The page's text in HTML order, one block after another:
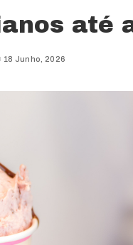
até
18 Junho, 2026